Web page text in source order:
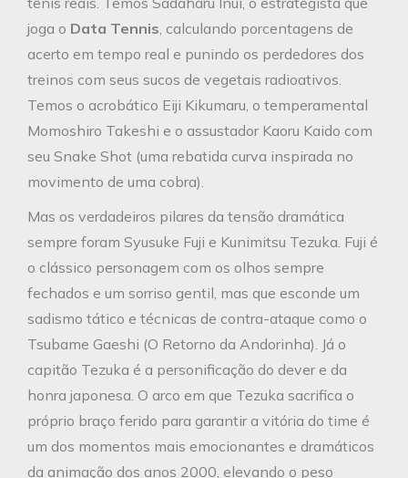
joga o Data Tennis, calculando porcentagens de
acerto em tempo real e punindo os perdedores dos
treinos com seus sucos de vegetais radioativos.
Temos o acrobático Eiji Kikumaru, o temperamental
Momoshiro Takeshi e o assustador Kaoru Kaido com
seu Snake Shot (uma rebatida curva inspirada no
movimento de uma cobra).
Mas os verdadeiros pilares da tensão dramática
sempre foram Syusuke Fuji e Kunimitsu Tezuka. Fuji é
o clássico personagem com os olhos sempre
fechados e um sorriso gentil, mas que esconde um
sadismo tático e técnicas de contra-ataque como o
Tsubame Gaeshi (O Retorno da Andorinha). Já o
capitão Tezuka é a personificação do dever e da
honra japonesa. O arco em que Tezuka sacrifica o
próprio braço ferido para garantir a vitória do time é
um dos momentos mais emocionantes e dramáticos
da animação dos anos 2000, elevando o peso